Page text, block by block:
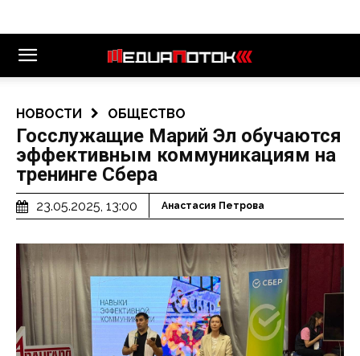
НОВОСТИ ОБЩЕСТВО
Госслужащие Марий Эл обучаются
эффективным коммуникациям на
тренинге Сбера
23.05.2025, 13:00 Анастасия Петрова